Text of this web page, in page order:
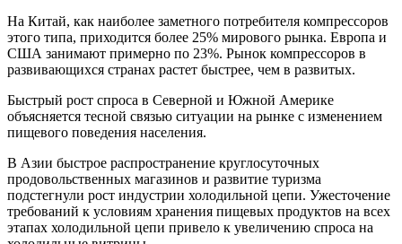
На Китай, как наиболее заметного потребителя компрессоров
этого типа, приходится более 25% мирового рынка. Европа и
США занимают примерно по 23%. Рынок компрессоров в
развивающихся странах растет быстрее, чем в развитых.
Быстрый рост спроса в Северной и Южной Америке
объясняется тесной связью ситуации на рынке с изменением
пищевого поведения населения.
В Азии быстрое распространение круглосуточных
продовольственных магазинов и развитие туризма
подстегнули рост индустрии холодильной цепи. Ужесточение
требований к условиям хранения пищевых продуктов на всех
этапах холодильной цепи привело к увеличению спроса на